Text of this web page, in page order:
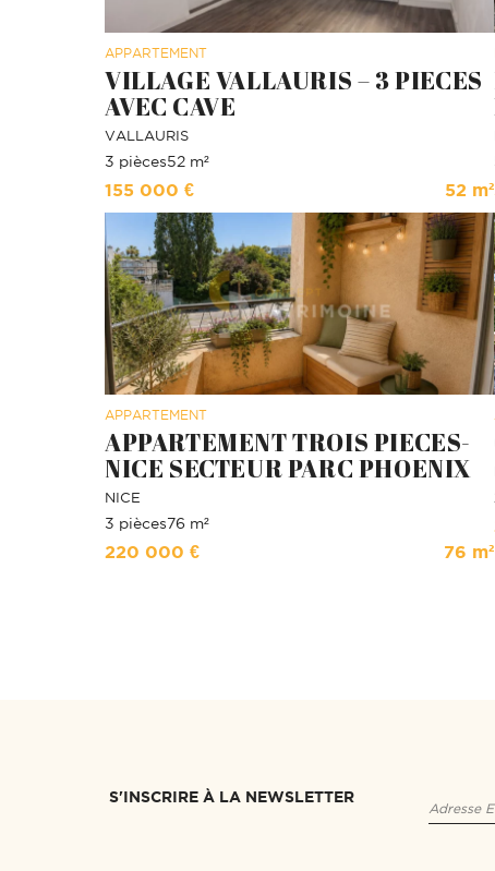
APPARTEMENT
VILLAGE VALLAURIS – 3 PIECES
AVEC CAVE
VALLAURIS
3 pièces52 m²
155 000 € 52 m²
APPARTEMENT
APPARTEMENT TROIS PIECES-
NICE SECTEUR PARC PHOENIX
NICE
3 pièces76 m²
220 000 € 76 m²
S'INSCRIRE À LA NEWSLETTER